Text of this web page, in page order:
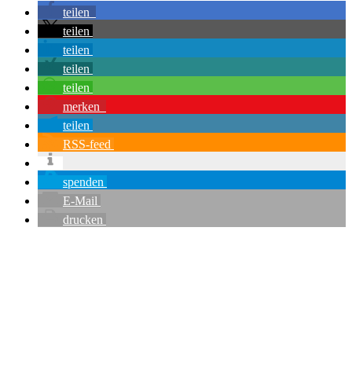
teilen
teilen
teilen
teilen
teilen
merken
teilen
RSS-feed
spenden
E-Mail
drucken